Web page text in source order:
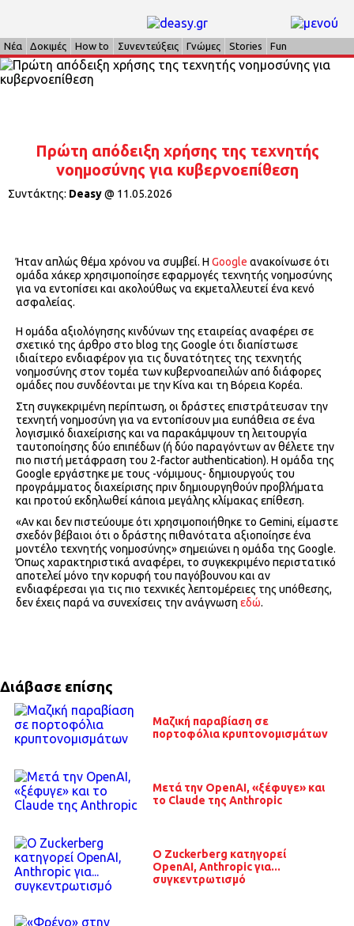
Νέα Δοκιμές How to Συνεντεύξεις Γνώμες Stories Fun
Πρώτη απόδειξη χρήσης της τεχνητής
νοημοσύνης για κυβερνοεπίθεση
Συντάκτης: Deasy@ 11.05.2026
Ήταν απλώς θέμα χρόνου να συμβεί. Η Google ανακοίνωσε ότι
ομάδα χάκερ χρησιμοποίησε εφαρμογές τεχνητής νοημοσύνης
για να εντοπίσει και ακολούθως να εκμεταλλευτεί ένα κενό
ασφαλείας.
Η ομάδα αξιολόγησης κινδύνων της εταιρείας αναφέρει σε
σχετικό της άρθρο στο blog της Google ότι διαπίστωσε
ιδιαίτερο ενδιαφέρον για τις δυνατότητες της τεχνητής
νοημοσύνης στον τομέα των κυβερνοαπειλών από διάφορες
ομάδες που συνδέονται με την Κίνα και τη Βόρεια Κορέα.
Στη συγκεκριμένη περίπτωση, οι δράστες επιστράτευσαν την
τεχνητή νοημοσύνη για να εντοπίσουν μια ευπάθεια σε ένα
λογισμικό διαχείρισης και να παρακάμψουν τη λειτουργία
ταυτοποίησης δύο επιπέδων (ή δύο παραγόντων αν θέλετε την
πιο πιστή μετάφραση του 2-factor authentication). Η ομάδα της
Google εργάστηκε με τους -νόμιμους- δημιουργούς του
προγράμματος διαχείρισης πριν δημιουργηθούν προβλήματα
και προτού εκδηλωθεί κάποια μεγάλης κλίμακας επίθεση.
«Αν και δεν πιστεύουμε ότι χρησιμοποιήθηκε το Gemini, είμαστε
σχεδόν βέβαιοι ότι ο δράστης πιθανότατα αξιοποίησε ένα
μοντέλο τεχνητής νοημοσύνης» σημειώνει η ομάδα της Google.
Όπως χαρακτηριστικά αναφέρει, το συγκεκριμένο περιστατικό
αποτελεί μόνο την κορυφή του παγόβουνου και αν
ενδιαφέρεσαι για τις πιο τεχνικές λεπτομέρειες της υπόθεσης,
δεν έχεις παρά να συνεχίσεις την ανάγνωση εδώ.
Διάβασε επίσης
Μαζική παραβίαση σε
πορτοφόλια κρυπτονομισμάτων
Μετά την OpenAI, «ξέφυγε» και
το Claude της Anthropic
O Zuckerberg κατηγορεί
OpenAI, Anthropic για...
συγκεντρωτισμό